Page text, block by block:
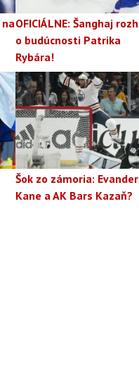
OFICIÁLNE: Šanghaj
o budúcnosti Patrika
Rybára!
Šok zo zámoria: Evander
Kane a AK Bars Kazaň?